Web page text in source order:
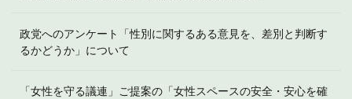
政党へのアンケート「性別に関するある意見を、差別と判断す
るかどうか」について
「女性を守る議連」ご提案の「女性スペースの安全・安心を確